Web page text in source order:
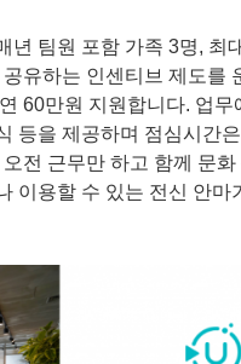
년 팀원 포함 가족 3명, 최
유하는 인센티브 제도를
60만원 지원합니다. 업무
등을 제공하며 점심시간
전 근무만 하고 함께 문
이용할 수 있는 전신 안마